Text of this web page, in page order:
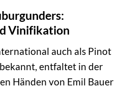
Vinifikation
auch als Pinot
entfaltet in der
Händen von Emil Bauer